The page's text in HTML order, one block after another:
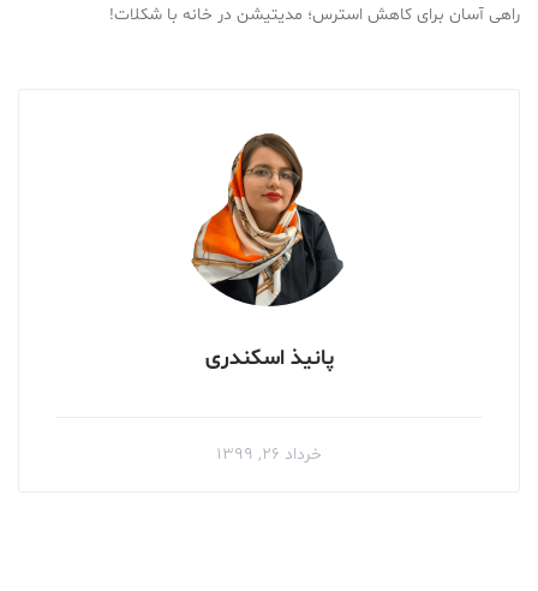
راهی آسان برای کاهش استرس؛ مدیتیشن در خانه با شکلات!
پانیذ اسکندری
خرداد ۲۶, ۱۳۹۹